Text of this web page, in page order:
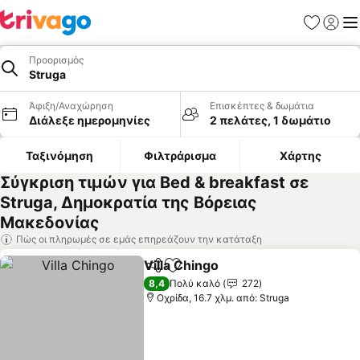
Προορισμός
Struga
Άφιξη/Αναχώρηση
Διάλεξε ημερομηνίες
Επισκέπτες & δωμάτια
2 πελάτες, 1 δωμάτιο
Ταξινόμηση Φιλτράρισμα Χάρτης
Σύγκριση τιμών για Bed & breakfast σε
Struga, Δημοκρατία της Βόρειας
Μακεδονίας
Πώς οι πληρωμές σε εμάς επηρεάζουν την κατάταξη
Κοινοποίηση
Προσθήκη στα αγαπημένα
Villa Chingo
8,4 Πολύ καλό
272
Οχρίδα, 16.7 χλμ. από: Struga